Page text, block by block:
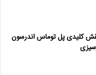
کلیدی پل توماس اندرسون